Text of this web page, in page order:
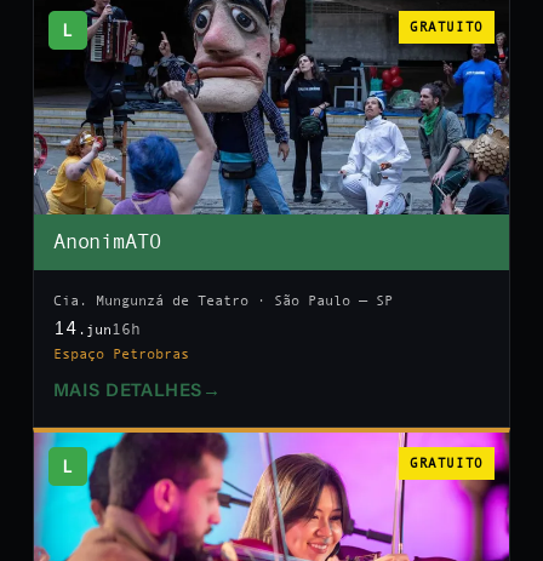
L GRATUITO
AnonimATO
Cia. Mungunzá de Teatro · São Paulo — SP
14 .jun 16h
Espaço Petrobras
MAIS DETALHES →
L GRATUITO